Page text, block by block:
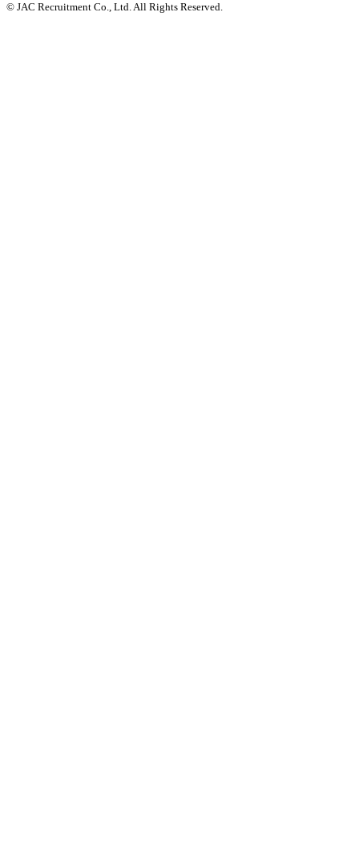
© JAC Recruitment Co., Ltd. All Rights Reserved.